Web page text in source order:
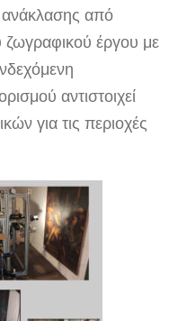
από
ζωγραφικού έργου με
αντιστοιχεί
για τις περιοχές